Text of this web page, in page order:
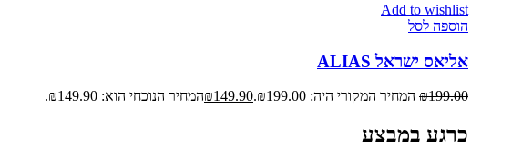
Add to wishlist
הוספה לסל
אליאס ישראל ALIAS
₪199.00 המחיר המקורי היה: ₪199.00. ₪149.90 המחיר הנוכחי הוא: ₪149.90.
כרגע במבצע